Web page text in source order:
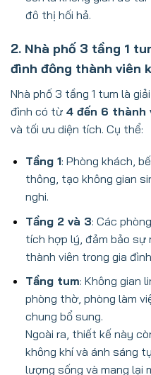
đô thị hối hả.
2. Nhà phố 3 tầng 1
đình đông thành viên
Nhà phố 3 tầng 1 tum là
đình có từ 4 đến 6 thành
và tối ưu diện tích. Cụ thể:
Tầng 1: Phòng khách,
thông, tạo không gian
nghi.
Tầng 2 và 3: Các
tích hợp lý, đảm bảo sự
thành viên trong gia
Tầng tum: Không gian
phòng thờ, phòng làm
chung bổ sung.
Ngoài ra, thiết kế này
không khí và ánh sáng
lượng sống và mang lại